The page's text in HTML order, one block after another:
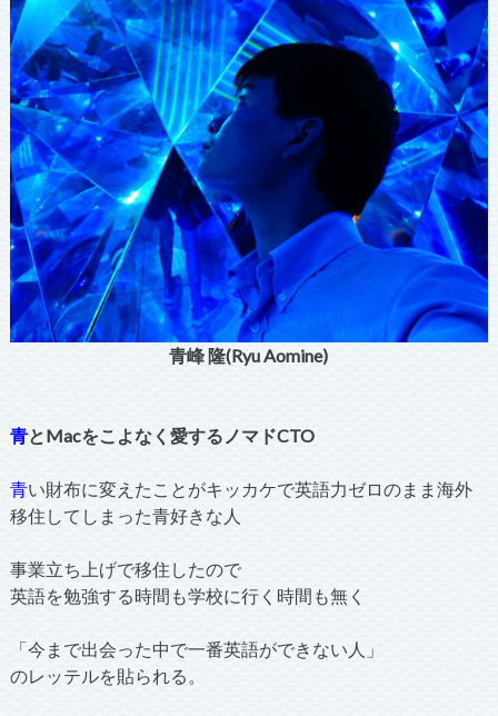
青峰 隆(Ryu Aomine)
青とMacをこよなく愛するノマドCTO
青い財布に変えたことがキッカケで英語力ゼロのまま海外
移住してしまった青好きな人
事業立ち上げで移住したので
英語を勉強する時間も学校に行く時間も無く
「今まで出会った中で一番英語ができない人」
のレッテルを貼られる。